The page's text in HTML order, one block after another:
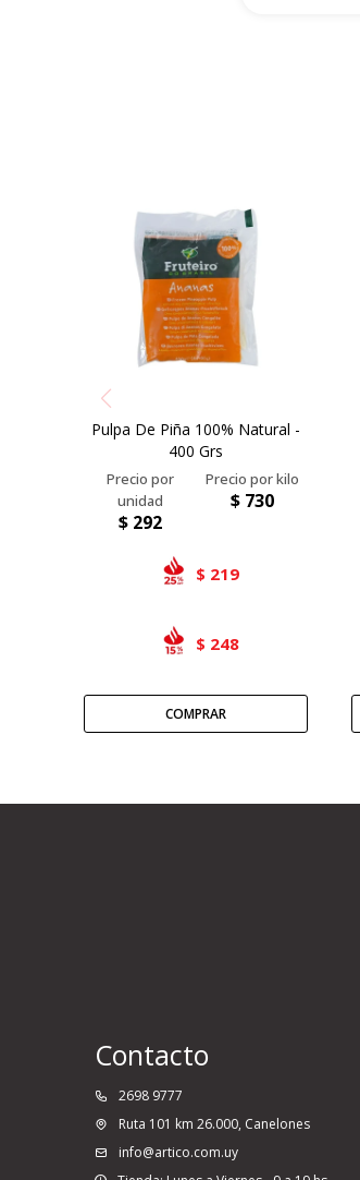
Pulpa De Piña 100% Natural -
400 Grs
$ 292
$ 730
$ 219
$ 248
Contacto
2698 9777
Ruta 101 km 26.000, Canelones
info@artico.com.uy